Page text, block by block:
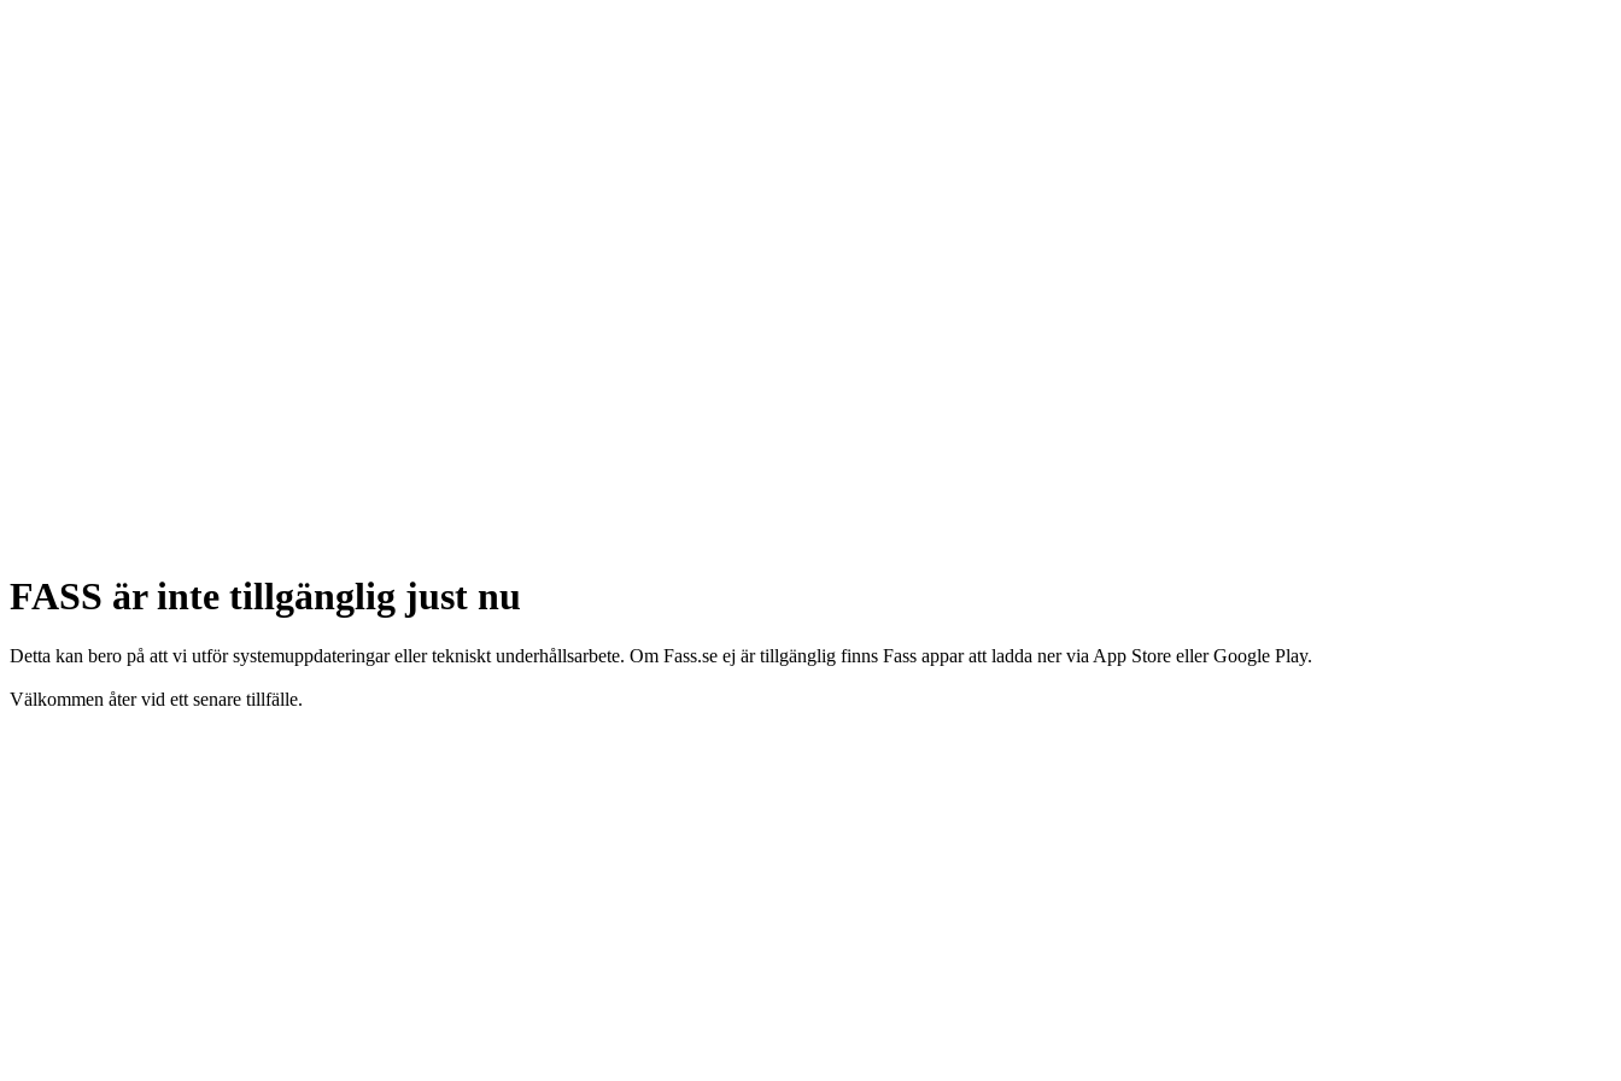
FASS är inte tillgänglig just nu
Detta kan bero på att vi utför systemuppdateringar eller tekniskt underhållsarbete. Om Fass.se ej är tillgänglig finns Fass appar att ladda ner via App Store eller Google Play.
Välkommen åter vid ett senare tillfälle.